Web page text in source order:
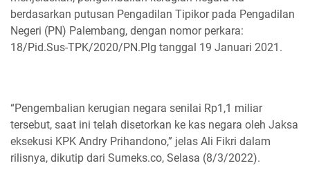
berdasarkan putusan Pengadilan Tipikor pada Pengadilan
Negeri (PN) Palembang, dengan nomor perkara:
18/Pid.Sus-TPK/2020/PN.Plg tanggal 19 Januari 2021.
“Pengembalian kerugian negara senilai Rp1,1 miliar
tersebut, saat ini telah disetorkan ke kas negara oleh Jaksa
eksekusi KPK Andry Prihandono,” jelas Ali Fikri dalam
rilisnya, dikutip dari Sumeks.co, Selasa (8/3/2022).